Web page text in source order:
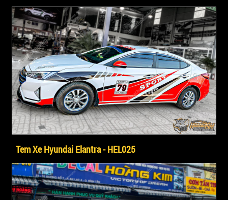
Tem Xe Hyundai Elantra - HEL025